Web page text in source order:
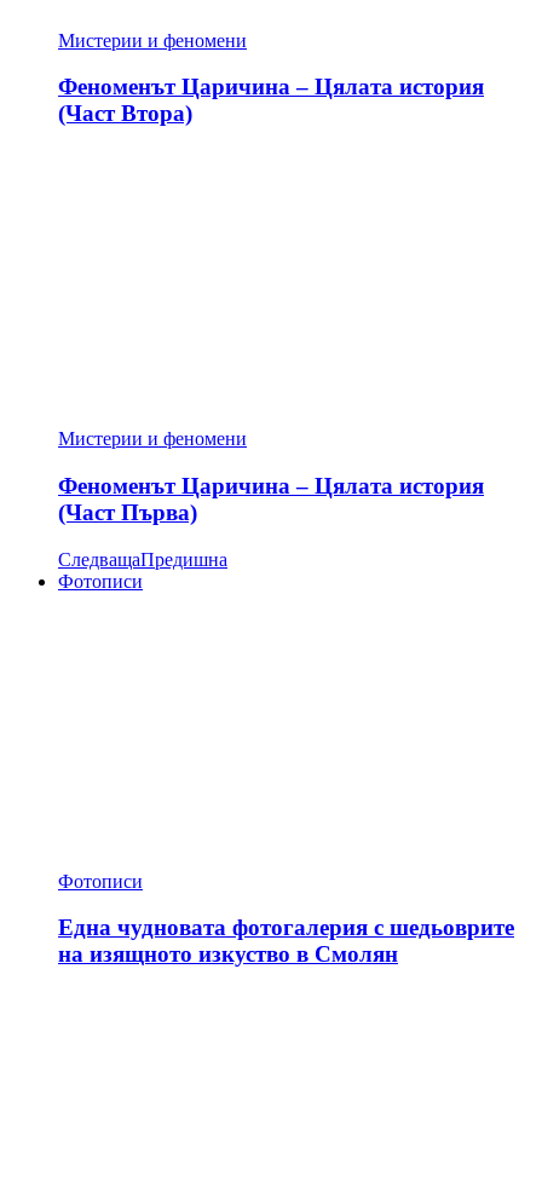
Мистерии и феномени
Феноменът Царичина – Цялата история
(Част Втора)
Мистерии и феномени
Феноменът Царичина – Цялата история
(Част Първа)
СледващаПредишна
Фотописи
Фотописи
Една чудновата фотогалерия с шедьоврите
на изящното изкуство в Смолян